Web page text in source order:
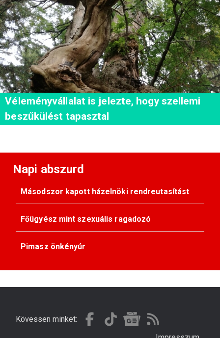
Véleményvállalat is jelezte, hogy szellemi
beszűkülést tapasztal
Napi abszurd
Másodszor kapott házelnöki rendreutasítást
Főügyész mint szexuális ragadozó
Pimasz önkényúr
Kövessen minket: